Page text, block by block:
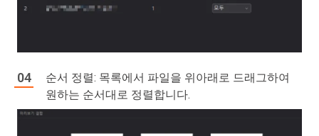
순서 정렬: 목록에서 파일을 위아래로 드래그하여
원하는 순서대로 정렬합니다.